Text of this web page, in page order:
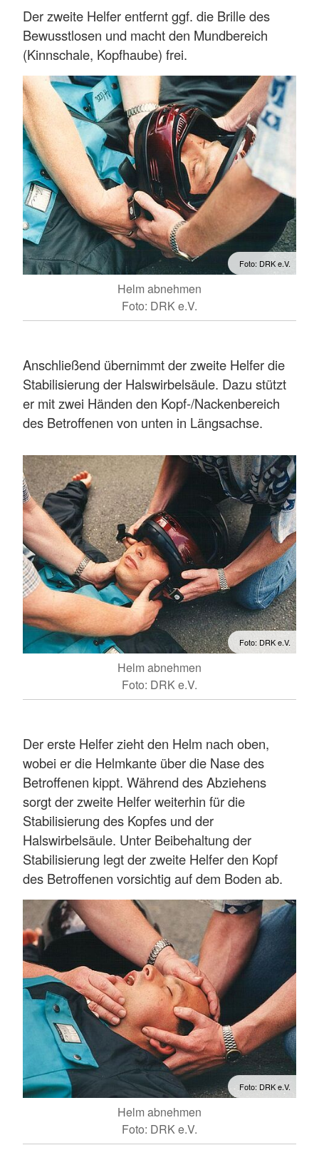
Der zweite Helfer entfernt ggf. die Brille des
Bewusstlosen und macht den Mundbereich
(Kinnschale, Kopfhaube) frei.
Foto: DRK e.V.
Helm abnehmen
Foto: DRK e.V.
Anschließend übernimmt der zweite Helfer die
Stabilisierung der Halswirbelsäule. Dazu stützt
er mit zwei Händen den Kopf-/Nackenbereich
des Betroffenen von unten in Längsachse.
Foto: DRK e.V.
Helm abnehmen
Foto: DRK e.V.
Der erste Helfer zieht den Helm nach oben,
wobei er die Helmkante über die Nase des
Betroffenen kippt. Während des Abziehens
sorgt der zweite Helfer weiterhin für die
Stabilisierung des Kopfes und der
Halswirbelsäule. Unter Beibehaltung der
Stabilisierung legt der zweite Helfer den Kopf
des Betroffenen vorsichtig auf dem Boden ab.
Foto: DRK e.V.
Helm abnehmen
Foto: DRK e.V.